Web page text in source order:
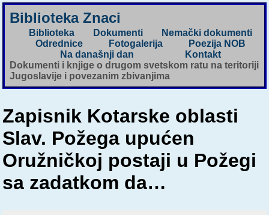
Biblioteka Znaci
Biblioteka Dokumenti
Nemački dokumenti
Odrednice
Fotogalerija
Poezija NOB
Na današnji dan
Kontakt
Dokumenti i knjige o drugom svetskom ratu na teritoriji
Jugoslavije i povezanim zbivanjima
Zapisnik Kotarske oblasti
Slav. Požega upućen
Oružničkoj postaji u Požegi
sa zadatkom da…